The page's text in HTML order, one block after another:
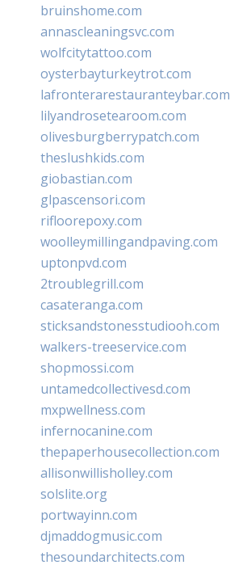
bruinshome.com
annascleaningsvc.com
wolfcitytattoo.com
oysterbayturkeytrot.com
lafronterarestauranteybar.com
lilyandrosetearoom.com
olivesburgberrypatch.com
theslushkids.com
giobastian.com
glpascensori.com
rifloorepoxy.com
woolleymillingandpaving.com
uptonpvd.com
2troublegrill.com
casateranga.com
sticksandstonesstudiooh.com
walkers-treeservice.com
shopmossi.com
untamedcollectivesd.com
mxpwellness.com
infernocanine.com
thepaperhousecollection.com
allisonwillisholley.com
solslite.org
portwayinn.com
djmaddogmusic.com
thesoundarchitects.com